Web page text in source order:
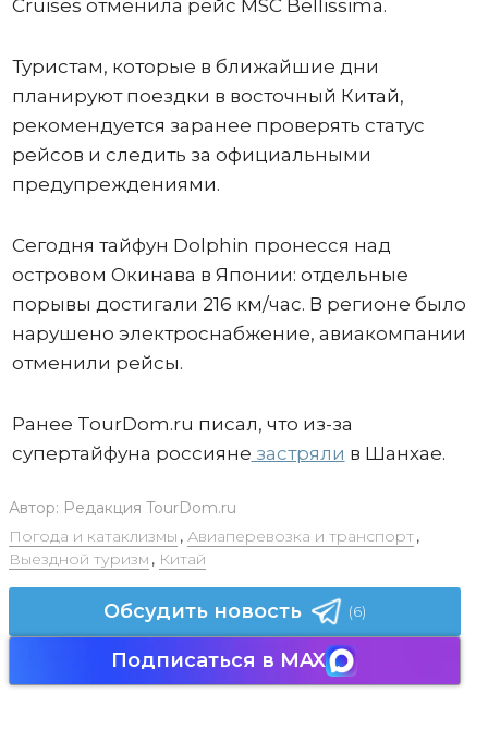
Cruises отменила рейс MSC Bellissima.
Туристам, которые в ближайшие дни
планируют поездки в восточный Китай,
рекомендуется заранее проверять статус
рейсов и следить за официальными
предупреждениями.
Сегодня тайфун Dolphin пронесся над
островом Окинава в Японии: отдельные
порывы достигали 216 км/час. В регионе было
нарушено электроснабжение, авиакомпании
отменили рейсы.
Ранее TourDom.ru писал, что из-за
супертайфуна россияне застряли в Шанхае.
Автор: Редакция TourDom.ru
Погода и катаклизмы , Авиаперевозка и транспорт,
Выездной туризм , Китай
Обсудить новость (6)
Подписаться в MAX